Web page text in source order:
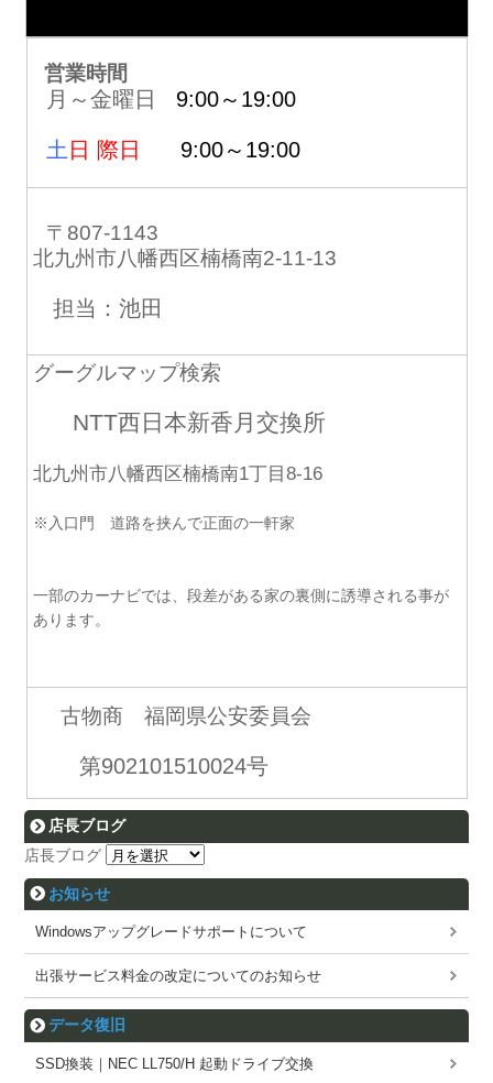
営業時間
月～金曜日 9:00～19:00
土 日 際日 9:00～19:00
〒807-1143
北九州市八幡西区楠橋南2-11-13
担当：池田
グーグルマップ検索
NTT西日本新香月交換所
北九州市八幡西区楠橋南1丁目8-16
※入口門 道路を挟んで正面の一軒家
一部のカーナビでは、段差がある家の裏側に誘導される事が
あります。
古物商 福岡県公安委員会
第902101510024号
店長ブログ
店長ブログ
お知らせ
Windowsアップグレードサポートについて
出張サービス料金の改定についてのお知らせ
データ復旧
SSD換装｜NEC LL750/H 起動ドライブ交換